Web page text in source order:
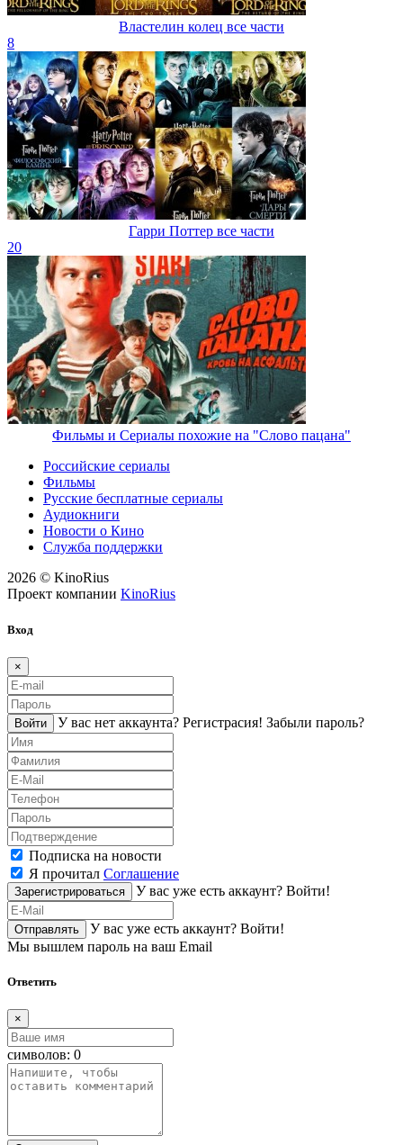
Властелин колец все части
8
Гарри Поттер все части
20
Фильмы и Сериалы похожие на "Слово пацана"
Российские сериалы
Фильмы
Русские бесплатные сериалы
Аудиокниги
Новости о Кино
Служба поддержки
2026 © KinoRius
Проект компании KinoRius
Вход
×
Войти У вас нет аккаунта? Регистраcия! Забыли пароль?
Подписка на новости
Я прочитал Соглашение
Зарегистрироваться У вас уже есть аккаунт? Войти!
Отправлять У вас уже есть аккаунт? Войти!
Мы вышлем пароль на ваш Email
Ответить
×
символов: 0